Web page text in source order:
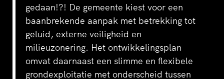
gedaan!?! De gemeente kiest voor een
baanbrekende aanpak met betrekking tot
geluid, externe veiligheid en
milieuzonering. Het ontwikkelingsplan
omvat daarnaast een slimme en flexibele
grondexploitatie met onderscheid tussen